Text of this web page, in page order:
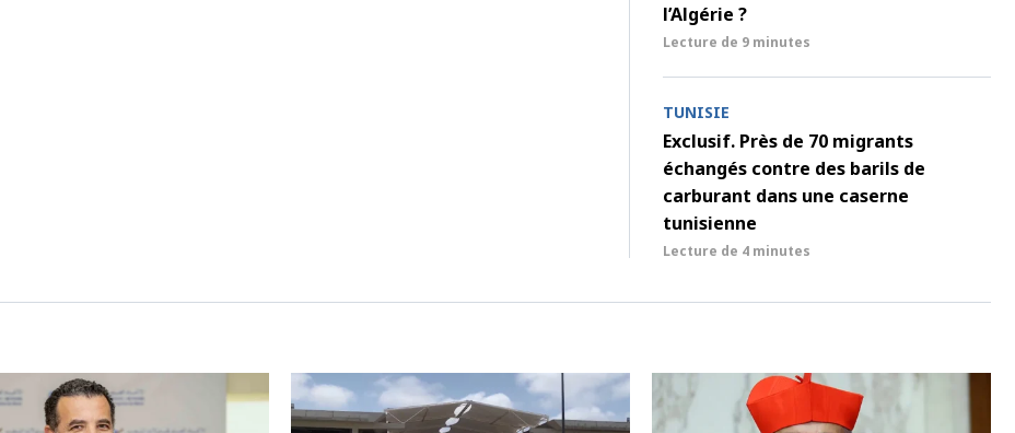
l’Algérie ?
Lecture de 9 minutes
TUNISIE
Exclusif. Près de 70 migrants
échangés contre des barils de
carburant dans une caserne
tunisienne
Lecture de 4 minutes